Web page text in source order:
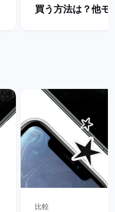
買う方法は？他モ
比較